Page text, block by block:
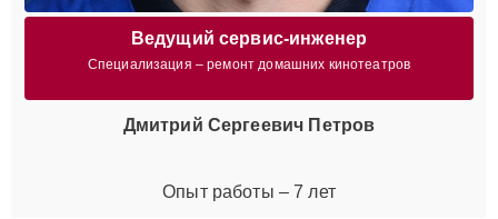
Ведущий сервис-инженер
Специализация – ремонт домашних кинотеатров
Дмитрий Сергеевич Петров
Опыт работы – 7 лет